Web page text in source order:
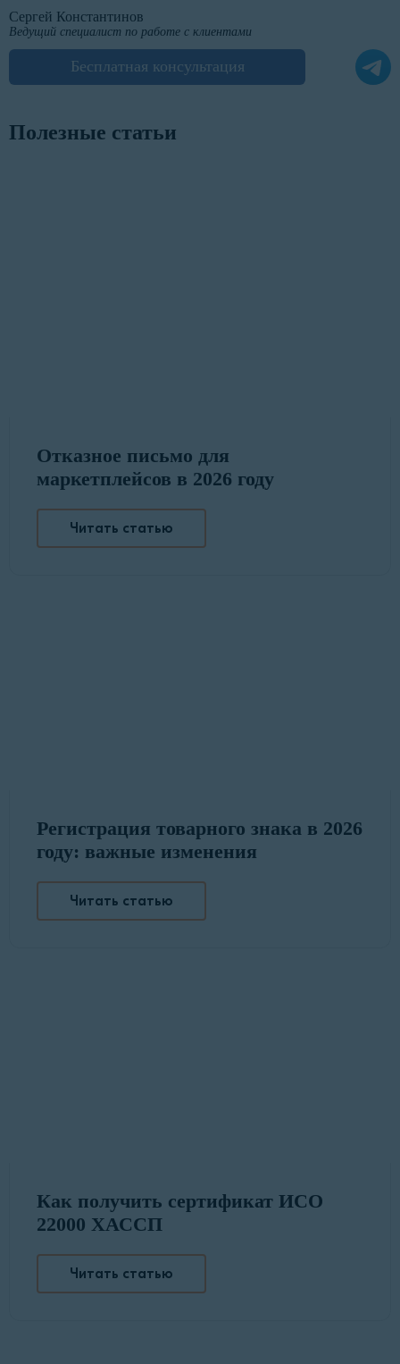
Сергей Константинов
Ведущий специалист по работе с клиентами
Бесплатная консультация
Полезные статьи
Отказное письмо для
маркетплейсов в 2026 году
Читать статью
Регистрация товарного знака в 2026
году: важные изменения
Читать статью
Как получить сертификат ИСО
22000 ХАССП
Читать статью